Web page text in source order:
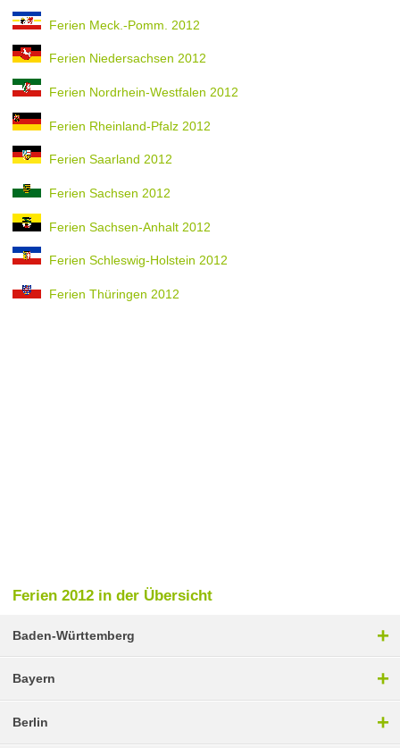
Ferien Meck.-Pomm. 2012
Ferien Niedersachsen 2012
Ferien Nordrhein-Westfalen 2012
Ferien Rheinland-Pfalz 2012
Ferien Saarland 2012
Ferien Sachsen 2012
Ferien Sachsen-Anhalt 2012
Ferien Schleswig-Holstein 2012
Ferien Thüringen 2012
Ferien 2012 in der Übersicht
Baden-Württemberg +
Bayern +
Berlin +